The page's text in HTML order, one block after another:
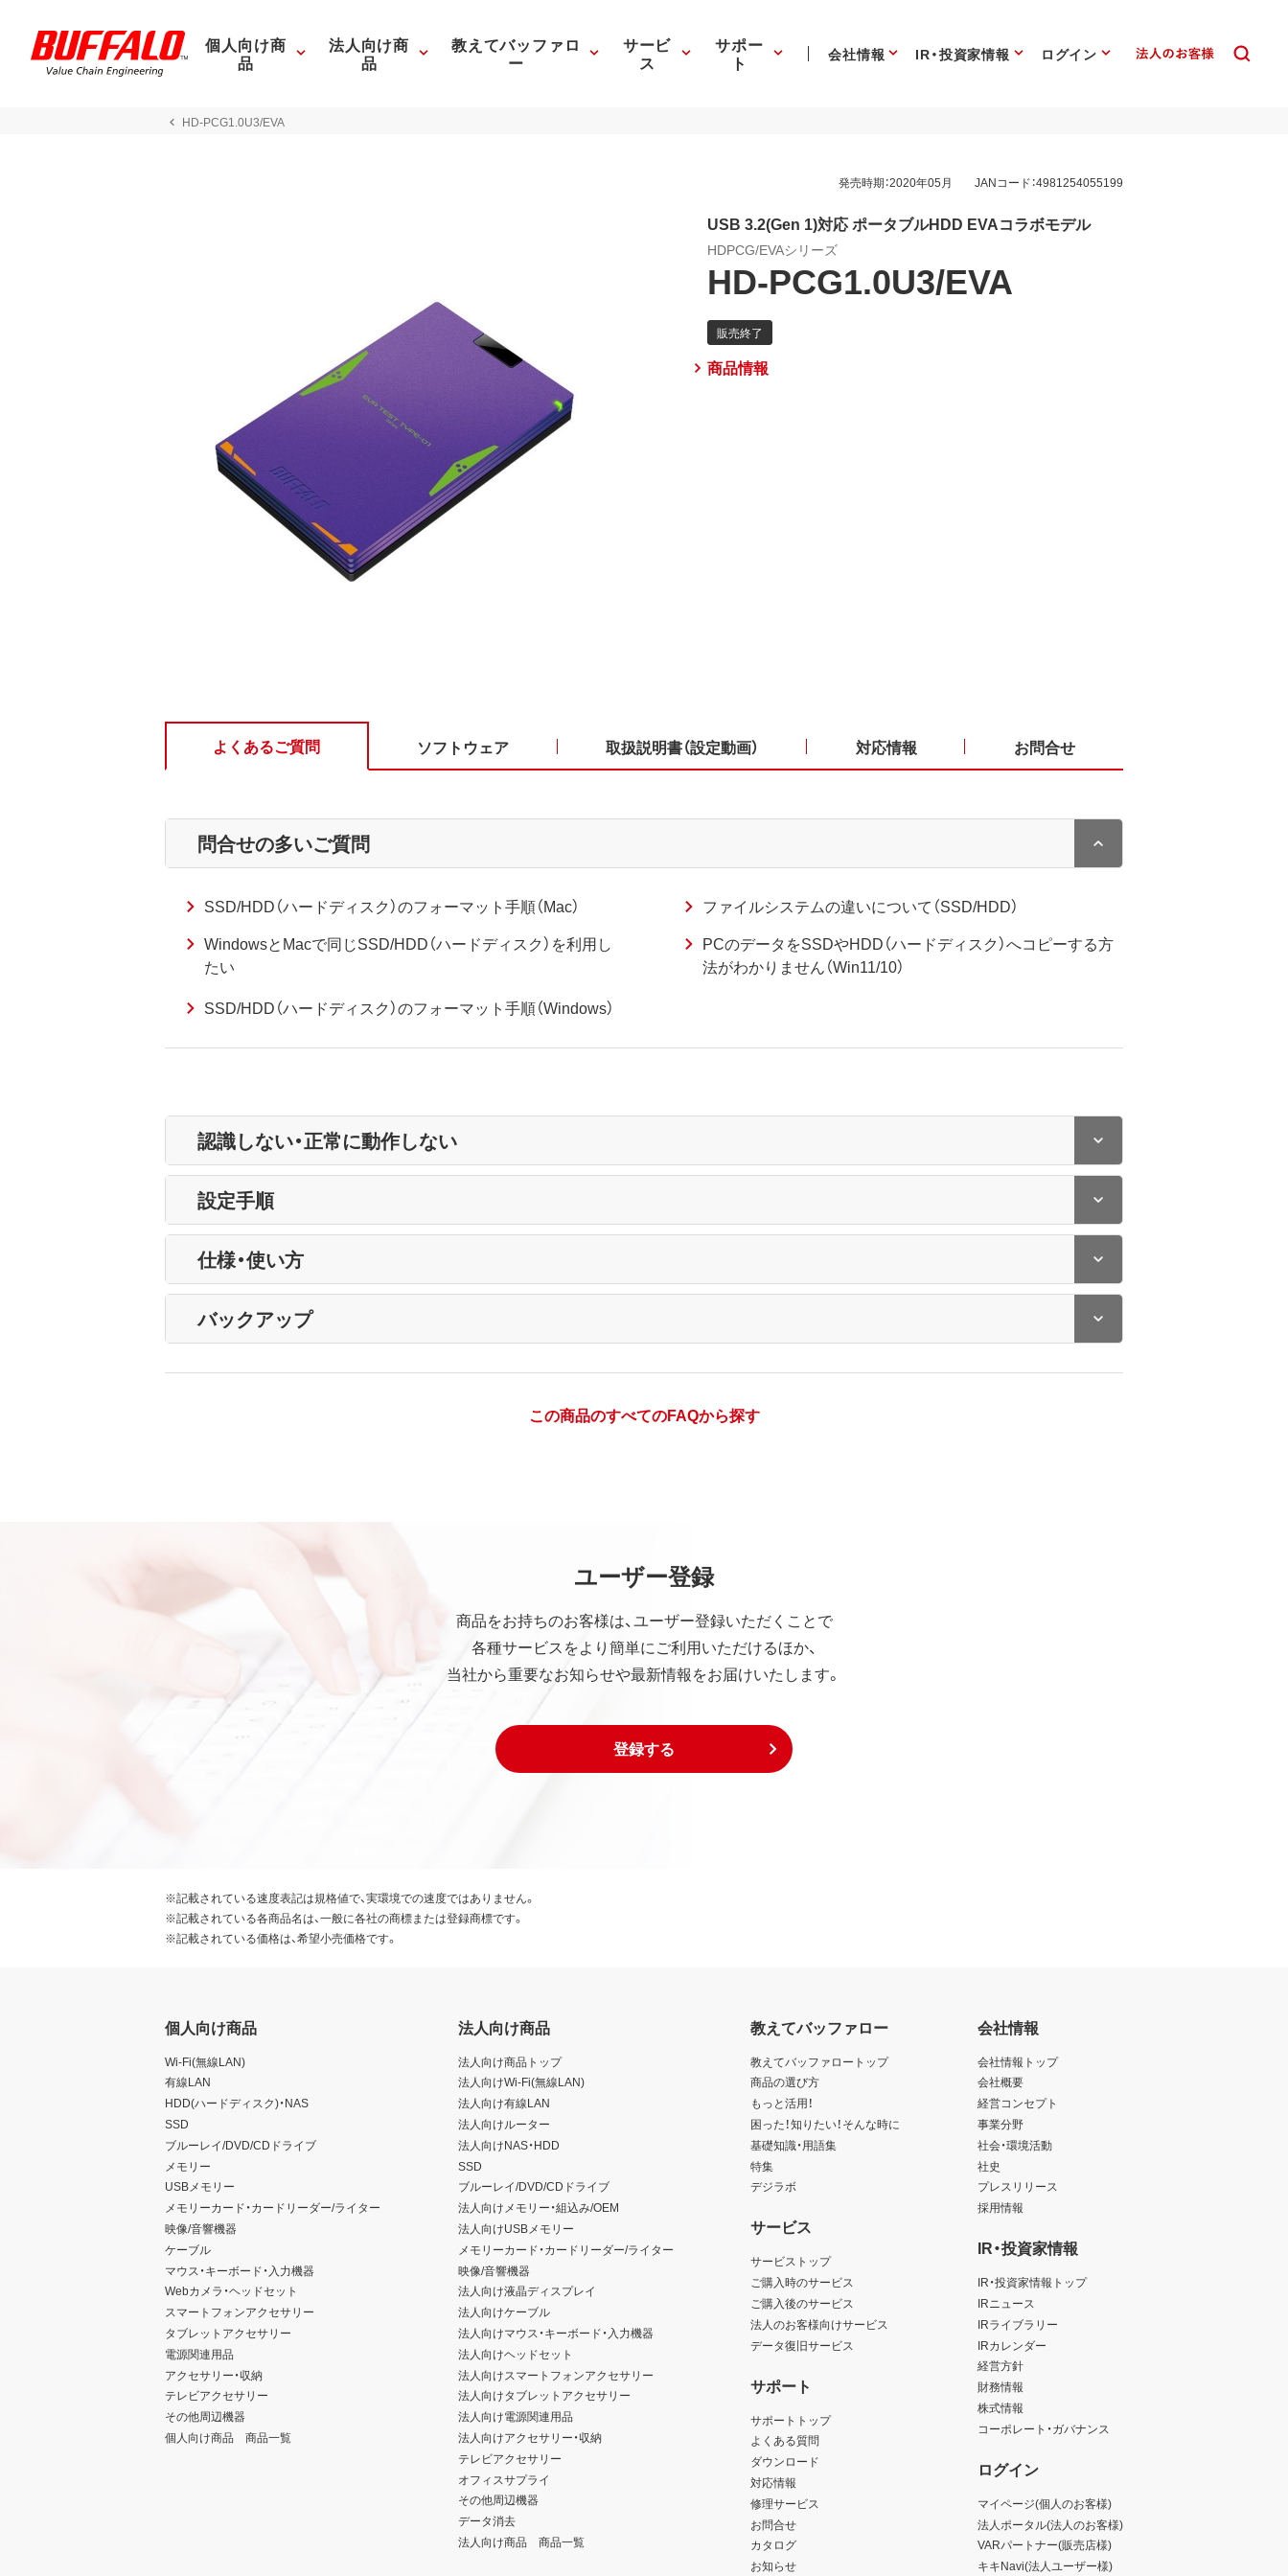
個人向け商
品
法人向け商
品
教えてバッファロ
ー
サービ
ス
サポー
ト 会社情報 IR・投資家情報 ログイン
HD-PCG1.0U3/EVA
発売時期：2020年05月 JANコード：4981254055199
USB 3.2(Gen 1)対応 ポータブルHDD EVAコラボモデル
HDPCG/EVAシリーズ
HD-PCG1.0U3/EVA
商品情報
よくあるご質問 ソフトウェア 取扱説明書（設定動画） 対応情報 お問合せ
問合せの多いご質問
SSD/HDD（ハードディスク）のフォーマット手順（Mac）
ファイルシステムの違いについて（SSD/HDD）
WindowsとMacで同じSSD/HDD（ハードディスク）を利用し
たい
PCのデータをSSDやHDD（ハードディスク）へコピーする方
法がわかりません（Win11/10）
SSD/HDD（ハードディスク）のフォーマット手順（Windows）
認識しない・正常に動作しない
設定手順
仕様・使い方
バックアップ
この商品のすべてのFAQから探す
ユーザー登録
商品をお持ちのお客様は、ユーザー登録いただくことで
各種サービスをより簡単にご利用いただけるほか、
当社から重要なお知らせや最新情報をお届けいたします。
登録する
※記載されている速度表記は規格値で、実環境での速度ではありません。
※記載されている各商品名は、一般に各社の商標または登録商標です。
※記載されている価格は、希望小売価格です。
個人向け商品
Wi-Fi(無線LAN)
有線LAN
HDD(ハードディスク)・NAS
SSD
ブルーレイ/DVD/CDドライブ
メモリー
USBメモリー
メモリーカード・カードリーダー/ライター
映像/音響機器
ケーブル
マウス・キーボード・入力機器
Webカメラ・ヘッドセット
スマートフォンアクセサリー
タブレットアクセサリー
電源関連用品
アクセサリー・収納
テレビアクセサリー
その他周辺機器
個人向け商品 商品一覧
法人向け商品
法人向け商品トップ
法人向けWi-Fi(無線LAN)
法人向け有線LAN
法人向けルーター
法人向けNAS・HDD
SSD
ブルーレイ/DVD/CDドライブ
法人向けメモリー・組込み/OEM
法人向けUSBメモリー
メモリーカード・カードリーダー/ライター
映像/音響機器
法人向け液晶ディスプレイ
法人向けケーブル
法人向けマウス・キーボード・入力機器
法人向けヘッドセット
法人向けスマートフォンアクセサリー
法人向けタブレットアクセサリー
法人向け電源関連用品
法人向けアクセサリー・収納
テレビアクセサリー
オフィスサプライ
その他周辺機器
データ消去
法人向け商品 商品一覧
教えてバッファロー
教えてバッファロートップ
商品の選び方
もっと活用！
困った！知りたい！そんな時に
基礎知識・用語集
特集
デジラボ
サービス
サービストップ
ご購入時のサービス
ご購入後のサービス
法人のお客様向けサービス
データ復旧サービス
サポート
サポートトップ
よくある質問
ダウンロード
対応情報
修理サービス
お問合せ
カタログ
お知らせ
会社情報
会社情報トップ
会社概要
経営コンセプト
事業分野
社会・環境活動
社史
プレスリリース
採用情報
IR・投資家情報
IR・投資家情報トップ
IRニュース
IRライブラリー
IRカレンダー
経営方針
財務情報
株式情報
コーポレート・ガバナンス
ログイン
マイページ(個人のお客様)
法人ポータル(法人のお客様)
VARパートナー(販売店様)
キキNavi(法人ユーザー様)